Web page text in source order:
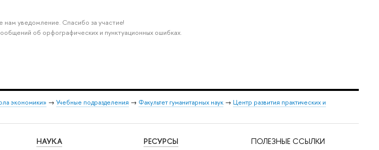
уведомление. Спасибо за участие!
об орфографических и пунктуационных ошибках.
экономики» → Учебные подразделения → Факультет гуманитарных наук → Центр развития практических и
НАУКА РЕСУРСЫ ПОЛЕЗНЫЕ ССЫЛКИ